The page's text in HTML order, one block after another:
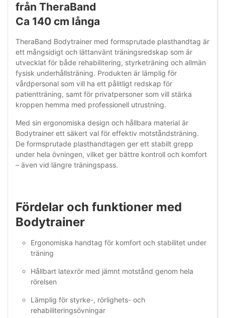
från TheraBand
Ca 140 cm långa
TheraBand Bodytrainer med formsprutade plasthandtag är
ett mångsidigt och lättanvänt träningsredskap som är
utvecklat för både rehabilitering, styrketräning och allmän
fysisk underhållsträning. Produkten är lämplig för
vårdpersonal som vill ha ett pålitligt redskap för
patientträning, samt för privatpersoner som vill stärka
kroppen hemma med professionell utrustning.
Med sin ergonomiska design och hållbara material är
Bodytrainer ett säkert val för effektiv motståndsträning.
De formsprutade plasthandtagen ger ett stabilt grepp
under hela övningen, vilket ger bättre kontroll och komfort
– även vid längre träningspass.
Fördelar och funktioner med
Bodytrainer
Ergonomiska handtag för komfort och stabilitet under
träning
Hållbart latexrör med jämnt motstånd genom hela
rörelsen
Lämplig för styrke-, rörlighets- och
rehabiliteringsövningar